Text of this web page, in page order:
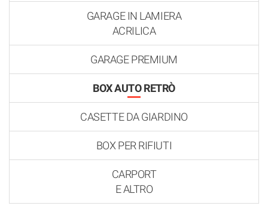
GARAGE IN LAMIERA
ACRILICA
GARAGE PREMIUM
BOX AUTO RETRÒ
CASETTE DA GIARDINO
BOX PER RIFIUTI
CARPORT
E ALTRO